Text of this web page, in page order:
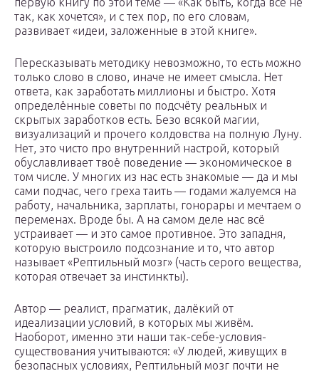
так, как хочется», и с тех пор, по его словам,
развивает «идеи, заложенные в этой книге».
Пересказывать методику невозможно, то есть можно
только слово в слово, иначе не имеет смысла. Нет
ответа, как заработать миллионы и быстро. Хотя
определённые советы по подсчёту реальных и
скрытых заработков есть. Безо всякой магии,
визуализаций и прочего колдовства на полную Луну.
Нет, это чисто про внутренний настрой, который
обуславливает твоё поведение — экономическое в
том числе. У многих из нас есть знакомые — да и мы
сами подчас, чего греха таить — годами жалуемся на
работу, начальника, зарплаты, гонорары и мечтаем о
переменах. Вроде бы. А на самом деле нас всё
устраивает — и это самое противное. Это западня,
которую выстроило подсознание и то, что автор
называет «Рептильный мозг» (часть серого вещества,
которая отвечает за инстинкты).
Автор — реалист, прагматик, далёкий от
идеализации условий, в которых мы живём.
Наоборот, именно эти наши так-себе-условия-
существования учитываются: «У людей, живущих в
безопасных условиях, Рептильный мозг почти не